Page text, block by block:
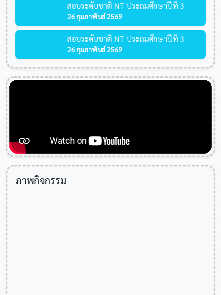
สอบระดับชาติ NT ประถมศึกษาปีที่ 3
26 กุมภาพันธ์ 2569
สอบระดับชาติ NT ประถมศึกษาปีที่ 3
26 กุมภาพันธ์ 2569
ภาพกิจกรรม